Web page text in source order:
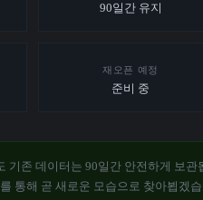
90일간 유지
재오픈 예정
준비 중
기존 데이터는 90일간 안전하게 보관
통해 곧 새로운 모습으로 찾아뵙겠습